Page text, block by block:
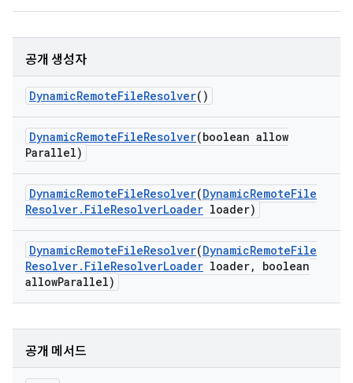
공개 생성자
DynamicRemoteFileResolver()
DynamicRemoteFileResolver(boolean allow
Parallel)
DynamicRemoteFileResolver(DynamicRemoteFile
Resolver. FileResolverLoader loader)
DynamicRemoteFileResolver(DynamicRemoteFile
Resolver. FileResolverLoader loader,
boolean
allowParallel)
공개 메서드